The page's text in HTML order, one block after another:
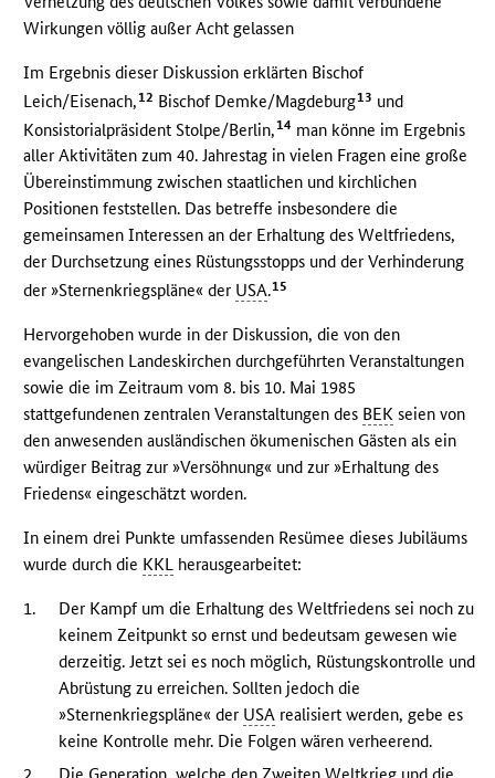
Wirkungen völlig außer Acht gelassen
Im Ergebnis dieser Diskussion erklärten Bischof
Leich/Eisenach,12 Bischof Demke/Magdeburg13 und
Konsistorialpräsident Stolpe/Berlin,14 man könne im Ergebnis
aller Aktivitäten zum 40. Jahrestag in vielen Fragen eine große
Übereinstimmung zwischen staatlichen und kirchlichen
Positionen feststellen. Das betreffe insbesondere die
gemeinsamen Interessen an der Erhaltung des Weltfriedens,
der Durchsetzung eines Rüstungsstopps und der Verhinderung
der »Sternenkriegspläne« der USA.15
Hervorgehoben wurde in der Diskussion, die von den
evangelischen Landeskirchen durchgeführten Veranstaltungen
sowie die im Zeitraum vom 8. bis 10. Mai 1985
stattgefundenen zentralen Veranstaltungen des BEK seien von
den anwesenden ausländischen ökumenischen Gästen als ein
würdiger Beitrag zur »Versöhnung« und zur »Erhaltung des
Friedens« eingeschätzt worden.
In einem drei Punkte umfassenden Resümee dieses Jubiläums
wurde durch die KKL herausgearbeitet:
1.
Der Kampf um die Erhaltung des Weltfriedens sei noch zu
keinem Zeitpunkt so ernst und bedeutsam gewesen wie
derzeitig. Jetzt sei es noch möglich, Rüstungskontrolle und
Abrüstung zu erreichen. Sollten jedoch die
»Sternenkriegspläne« der USA realisiert werden, gebe es
keine Kontrolle mehr. Die Folgen wären verheerend.